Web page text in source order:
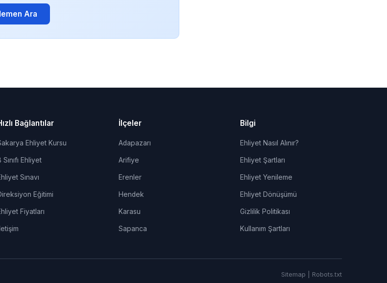
Ara
Bağlantılar
Ehliyet Kursu
Sınıfı Ehliyet
Sınavı
Eğitimi
Fiyatları
İlçeler
Adapazarı
Arifiye
Erenler
Hendek
Karasu
Sapanca
Bilgi
Ehliyet Nasıl Alınır?
Ehliyet Şartları
Ehliyet Yenileme
Ehliyet Dönüşümü
Gizlilik Politikası
Kullanım Şartları
Sitemap Robots.txt